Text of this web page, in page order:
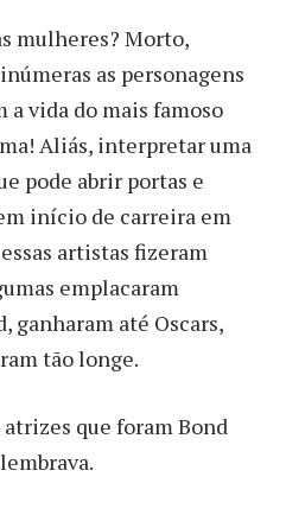
mulheres? Morto,
as personagens
vida do mais famoso
Aliás, interpretar uma
pode abrir portas e
início de carreira em
artistas fizeram
emplacaram
ganharam até Oscars,
tão longe.
que foram Bond